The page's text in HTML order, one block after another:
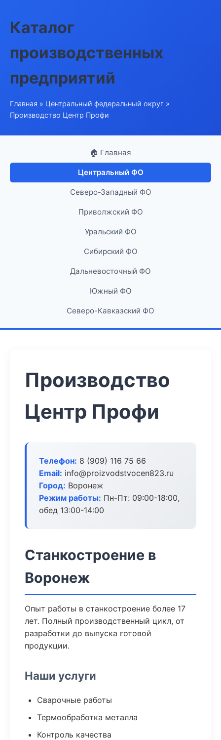
Каталог
производственных
предприятий
Главная » Центральный федеральный округ »
Производство Центр Профи
🏠 Главная
Центральный ФО
Северо-Западный ФО
Приволжский ФО
Уральский ФО
Сибирский ФО
Дальневосточный ФО
Южный ФО
Северо-Кавказский ФО
Производство
Центр Профи
Телефон: 8 (909) 116 75 66
Email: info@proizvodstvocen823.ru
Город: Воронеж
Режим работы: Пн-Пт: 09:00-18:00,
обед 13:00-14:00
Станкостроение в
Воронеж
Опыт работы в станкостроение более 17
лет. Полный производственный цикл, от
разработки до выпуска готовой
продукции.
Наши услуги
Сварочные работы
Термообработка металла
Контроль качества